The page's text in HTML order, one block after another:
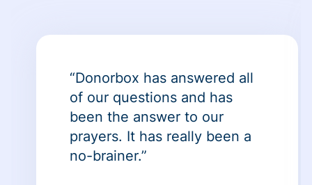
“Donorbox has answered all
of our questions and has
been the answer to our
prayers. It has really been a
no-brainer.”